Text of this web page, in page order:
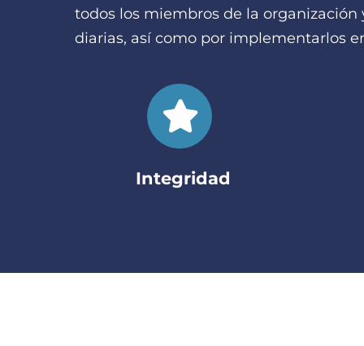
todos los miembros de la organización
diarias, así como por implementarlos
Integridad